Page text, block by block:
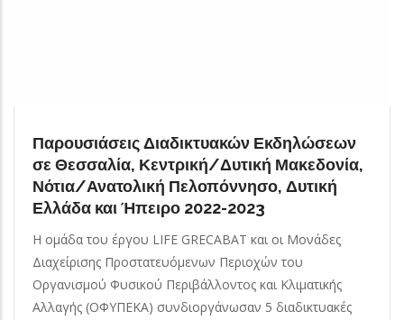
Παρουσιάσεις Διαδικτυακών Εκδηλώσεων
σε Θεσσαλία, Κεντρική/Δυτική Μακεδονία,
Νότια/Ανατολική Πελοπόννησο, Δυτική
Ελλάδα και Ήπειρο 2022-2023
Η ομάδα του έργου LIFE GRECABAT και οι Μονάδες
Διαχείρισης Προστατευόμενων Περιοχών του
Οργανισμού Φυσικού Περιβάλλοντος και Κλιματικής
Αλλαγής (ΟΦΥΠΕΚΑ) συνδιοργάνωσαν 5 διαδικτυακές